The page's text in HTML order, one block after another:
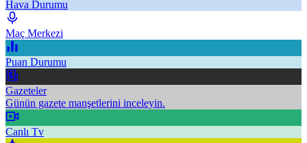
Hava Durumu
Maç Merkezi
Puan Durumu
Gazeteler
Günün gazete manşetlerini inceleyin.
Canlı Tv